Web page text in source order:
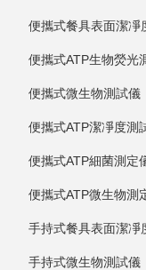
便攜式餐具表面潔凈
便攜式ATP生物熒光
便攜式微生物測試儀
便攜式ATP潔凈度測
便攜式ATP細菌測定
便攜式ATP微生物測
手持式餐具表面潔凈
手持式微生物測試儀